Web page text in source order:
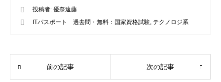
投稿者: 優奈遠藤
ITパスポート 過去問・無料：国家資格試験 テクノロジ系
前の記事 次の記事